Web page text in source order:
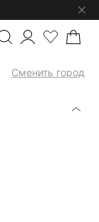
Сменить город
ПЛАТЬЕ МИНИ